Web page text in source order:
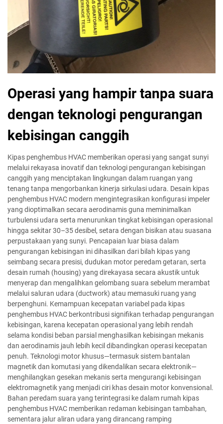
Operasi yang hampir tanpa suara
dengan teknologi pengurangan
kebisingan canggih
Kipas penghembus HVAC memberikan operasi yang sangat sunyi
melalui rekayasa inovatif dan teknologi pengurangan kebisingan
canggih yang menciptakan lingkungan dalam ruangan yang
tenang tanpa mengorbankan kinerja sirkulasi udara. Desain kipas
penghembus HVAC modern mengintegrasikan konfigurasi impeler
yang dioptimalkan secara aerodinamis guna meminimalkan
turbulensi udara serta menurunkan tingkat kebisingan operasional
hingga sekitar 30–35 desibel, setara dengan bisikan atau suasana
perpustakaan yang sunyi. Pencapaian luar biasa dalam
pengurangan kebisingan ini dihasilkan dari bilah kipas yang
seimbang secara presisi, dudukan motor peredam getaran, serta
desain rumah (housing) yang direkayasa secara akustik untuk
menyerap dan mengalihkan gelombang suara sebelum merambat
melalui saluran udara (ductwork) atau memasuki ruang yang
berpenghuni. Kemampuan kecepatan variabel pada kipas
penghembus HVAC berkontribusi signifikan terhadap pengurangan
kebisingan, karena kecepatan operasional yang lebih rendah
selama kondisi beban parsial menghasilkan kebisingan mekanis
dan aerodinamis jauh lebih kecil dibandingkan operasi kecepatan
penuh. Teknologi motor khusus—termasuk sistem bantalan
magnetik dan komutasi yang dikendalikan secara elektronik—
menghilangkan gesekan mekanis serta mengurangi kebisingan
elektromagnetik yang menjadi ciri khas desain motor konvensional.
Bahan peredam suara yang terintegrasi ke dalam rumah kipas
penghembus HVAC memberikan redaman kebisingan tambahan,
sementara jalur aliran udara yang dirancang ramping